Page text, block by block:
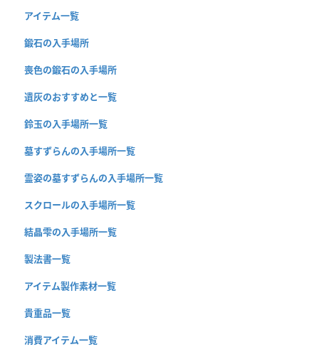
アイテム一覧
鍛石の入手場所
喪色の鍛石の入手場所
遺灰のおすすめと一覧
鈴玉の入手場所一覧
墓すずらんの入手場所一覧
霊姿の墓すずらんの入手場所一覧
スクロールの入手場所一覧
結晶雫の入手場所一覧
製法書一覧
アイテム製作素材一覧
貴重品一覧
消費アイテム一覧